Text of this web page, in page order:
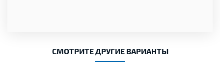
СМОТРИТЕ ДРУГИЕ ВАРИАНТЫ